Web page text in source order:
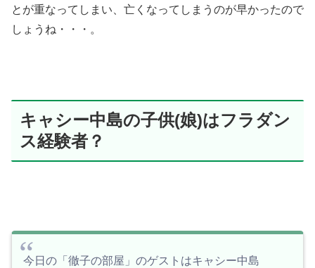
とが重なってしまい、亡くなってしまうのが早かったので
しょうね・・・。
キャシー中島の子供(娘)はフラダン
ス経験者？
今日の「徹子の部屋」のゲストはキャシー中島